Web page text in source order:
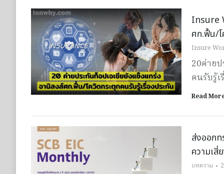
Insure
ศก.ฟื้น/โ
Insure
20ค่าย
คนรับรู้
Read
ส่งออกท
ความเ
บทความ